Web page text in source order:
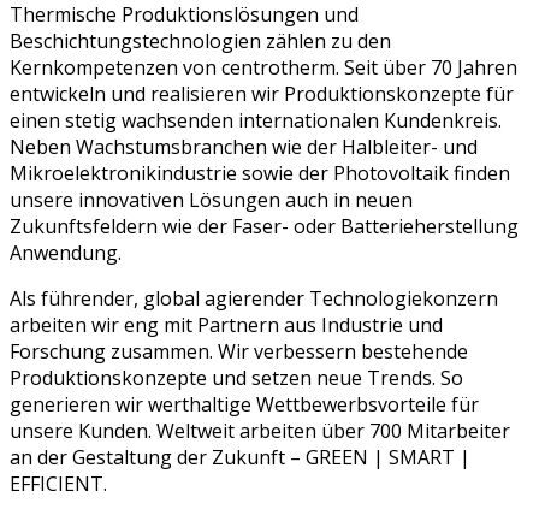
Thermische Produktionslösungen und
Beschichtungstechnologien zählen zu den
Kernkompetenzen von centrotherm. Seit über 70 Jahren
entwickeln und realisieren wir Produktionskonzepte für
einen stetig wachsenden internationalen Kundenkreis.
Neben Wachstumsbranchen wie der Halbleiter- und
Mikroelektronikindustrie sowie der Photovoltaik finden
unsere innovativen Lösungen auch in neuen
Zukunftsfeldern wie der Faser- oder Batterieherstellung
Anwendung.
Als führender, global agierender Technologiekonzern
arbeiten wir eng mit Partnern aus Industrie und
Forschung zusammen. Wir verbessern bestehende
Produktionskonzepte und setzen neue Trends. So
generieren wir werthaltige Wettbewerbsvorteile für
unsere Kunden. Weltweit arbeiten über 700 Mitarbeiter
an der Gestaltung der Zukunft – GREEN | SMART |
EFFICIENT.